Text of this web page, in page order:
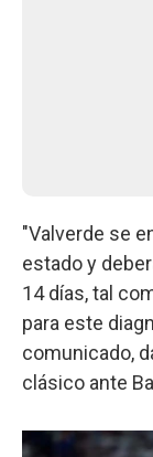
"Valverde se
estado y
14 días, tal
para este
comunicado,
clásico ante